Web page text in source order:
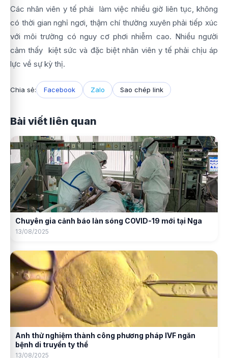
Các nhân viên y tế phải làm việc nhiều giờ liên tục, không
có thời gian nghỉ ngơi, thậm chí thường xuyên phải tiếp xúc
với môi trường có nguy cơ phơi nhiễm cao. Nhiều người
cảm thấy kiệt sức và đặc biệt nhân viên y tế phải chịu áp
lực về sự kỳ thị.
Chia sẻ: Facebook Zalo Sao chép link
Bài viết liên quan
Chuyên gia cảnh báo làn sóng COVID-19 mới tại Nga
13/08/2025
Anh thử nghiệm thành công phương pháp IVF ngăn
bệnh di truyền ty thể
13/08/2025